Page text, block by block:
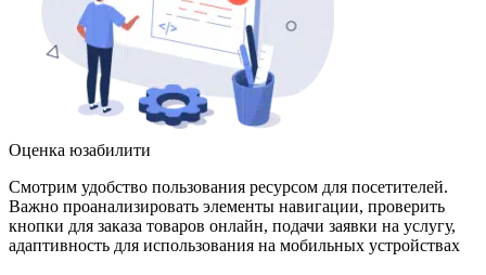
Оценка юзабилити
Смотрим удобство пользования ресурсом для посетителей.
Важно проанализировать элементы навигации, проверить
кнопки для заказа товаров онлайн, подачи заявки на услугу,
адаптивность для использования на мобильных устройствах